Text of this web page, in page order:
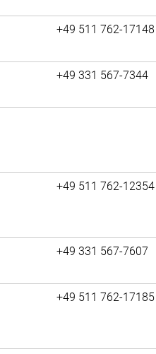
+49 511 762-17148
+49 331 567-7344
+49 511 762-12354
+49 331 567-7607
+49 511 762-17185